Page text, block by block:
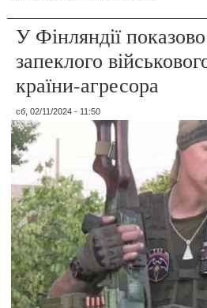
У Фінляндії
запеклого
країни-агресора
сб, 02/11/2024 - 11:50